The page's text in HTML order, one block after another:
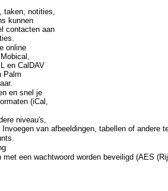
taken, notities,
kunnen
contacten aan
online
en CalDAV
Palm
en snel je
(iCal,
niveau's,
van afbeeldingen, tabellen of andere
een wachtwoord worden beveiligd (AES